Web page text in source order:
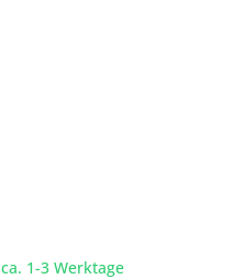
1-3 Werktage